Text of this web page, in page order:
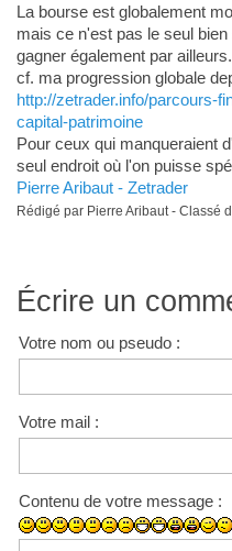
La bourse est globalement
mais ce n'est pas le seul
gagner également par ailleurs.
cf. ma progression globale
http://zetrader.info/parcours-
capital-patrimoine
Pour ceux qui manqueraient
seul endroit où l'on puisse
Pierre Aribaut - Zetrader
Rédigé par Pierre Aribaut - Classé
Écrire un
Votre nom ou pseudo :
Votre mail :
Contenu de votre message :